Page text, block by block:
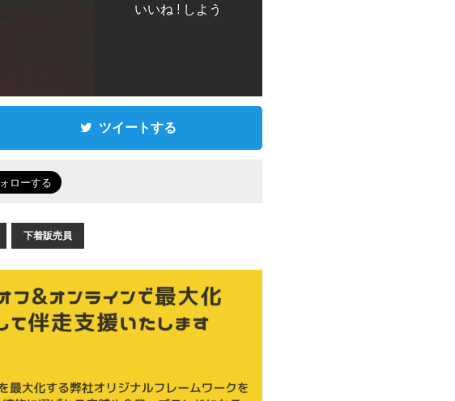
いいね ! しよう
ツイートする
下着販売員